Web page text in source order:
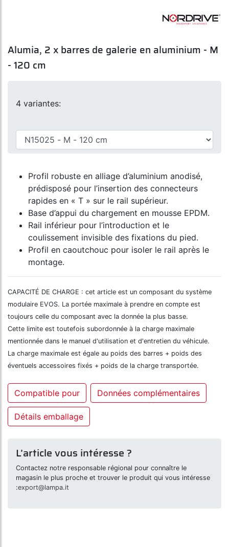
Alumia, 2 x barres de galerie en aluminium - M
- 120 cm
4 variantes:
Profil robuste en alliage d’aluminium anodisé,
prédisposé pour l’insertion des connecteurs
rapides en « T » sur le rail supérieur.
Base d’appui du chargement en mousse EPDM.
Rail inférieur pour l’introduction et le
coulissement invisible des fixations du pied.
Profil en caoutchouc pour isoler le rail après le
montage.
CAPACITÉ DE CHARGE : cet article est un composant du système
modulaire EVOS. La portée maximale à prendre en compte est
toujours celle du composant avec la donnée la plus basse.
Cette limite est toutefois subordonnée à la charge maximale
mentionnée dans le manuel d'utilisation et d'entretien du véhicule.
La charge maximale est égale au poids des barres + poids des
éventuels accessoires fixés + poids de la charge transportée.
Compatible pour Données complémentaires
Détails emballage
L’article vous intéresse ?
Contactez notre responsable régional pour connaître le
magasin le plus proche et trouver le produit qui vous intéresse
:export@lampa.it